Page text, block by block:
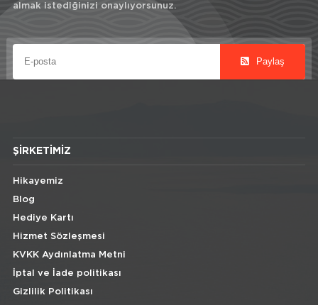
almak istediğinizi onaylıyorsunuz.
Paylaş
ŞIRKETIMIZ
Hikayemiz
Blog
Hediye Kartı
Hizmet Sözleşmesi
KVKK Aydınlatma Metni
İptal ve İade politikası
Gizlilik Politikası